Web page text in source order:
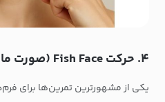
۴. حرکت Fish Face (صورت ماهی)
یکی از مشهورترین تمرین‌ها برای